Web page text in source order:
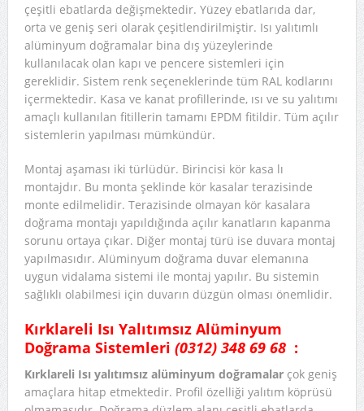
çeşitli ebatlarda değişmektedir. Yüzey ebatlarıda dar,
orta ve geniş seri olarak çeşitlendirilmiştir. Isı yalıtımlı
alüminyum doğramalar bina dış yüzeylerinde
kullanılacak olan kapı ve pencere sistemleri için
gereklidir. Sistem renk seçeneklerinde tüm RAL kodlarını
içermektedir. Kasa ve kanat profillerinde, ısı ve su yalıtımı
amaçlı kullanılan fitillerin tamamı EPDM fitildir. Tüm açılır
sistemlerin yapılması mümkündür.
Montaj aşaması iki türlüdür. Birincisi kör kasa lı
montajdır. Bu monta şeklinde kör kasalar terazisinde
monte edilmelidir. Terazisinde olmayan kör kasalara
doğrama montajı yapıldığında açılır kanatların kapanma
sorunu ortaya çıkar. Diğer montaj türü ise duvara montaj
yapılmasıdır. Alüminyum doğrama duvar elemanına
uygun vidalama sistemi ile montaj yapılır. Bu sistemin
sağlıklı olabilmesi için duvarın düzgün olması önemlidir.
Kırklareli Isı Yalıtımsız Alüminyum
Doğrama Sistemleri (0312) 348 69 68 :
Kırklareli Isı yalıtımsız alüminyum doğramalarçok geniş
amaçlara hitap etmektedir. Profil özelliği yalıtım köprüsü